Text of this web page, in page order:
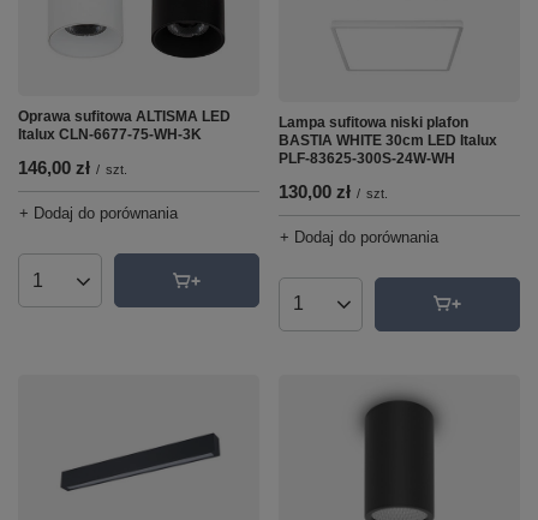
Oprawa sufitowa ALTISMA LED
Italux CLN-6677-75-WH-3K
146,00 zł / szt.
+ Dodaj do porównania
Ilość produktów
Lampa sufitowa niski plafon
BASTIA WHITE 30cm LED Italux
PLF-83625-300S-24W-WH
130,00 zł / szt.
+ Dodaj do porównania
Ilość produktów